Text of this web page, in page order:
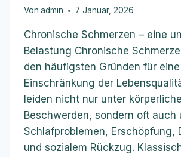
Von admin 7 Januar, 2026
Chronische Schmerzen – eine
Belastung Chronische
den häufigsten Gründen für
Einschränkung der
leiden nicht nur unter
Beschwerden, sondern oft auch
Schlafproblemen, Erschöpfung,
und sozialem Rückzug.